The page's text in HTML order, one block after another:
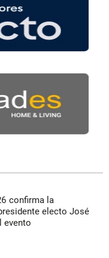
confirma la
electo José
evento